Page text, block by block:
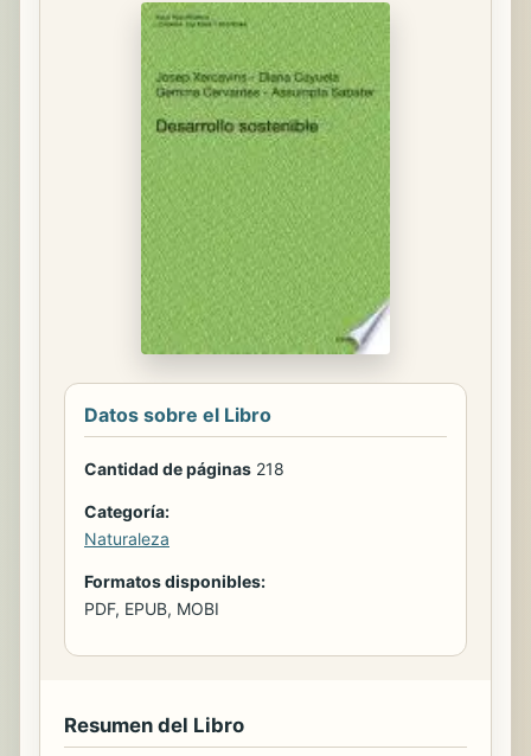
Datos sobre el Libro
Cantidad de páginas 218
Categoría:
Naturaleza
Formatos disponibles:
PDF, EPUB, MOBI
Resumen del Libro